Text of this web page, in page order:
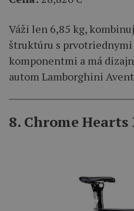
Váži len 6,85 kg,
štruktúru s
komponentmi a má
autom Lamborghini
8. Chrome Hearts